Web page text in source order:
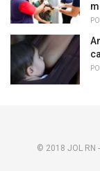
© 2018 JOL RN